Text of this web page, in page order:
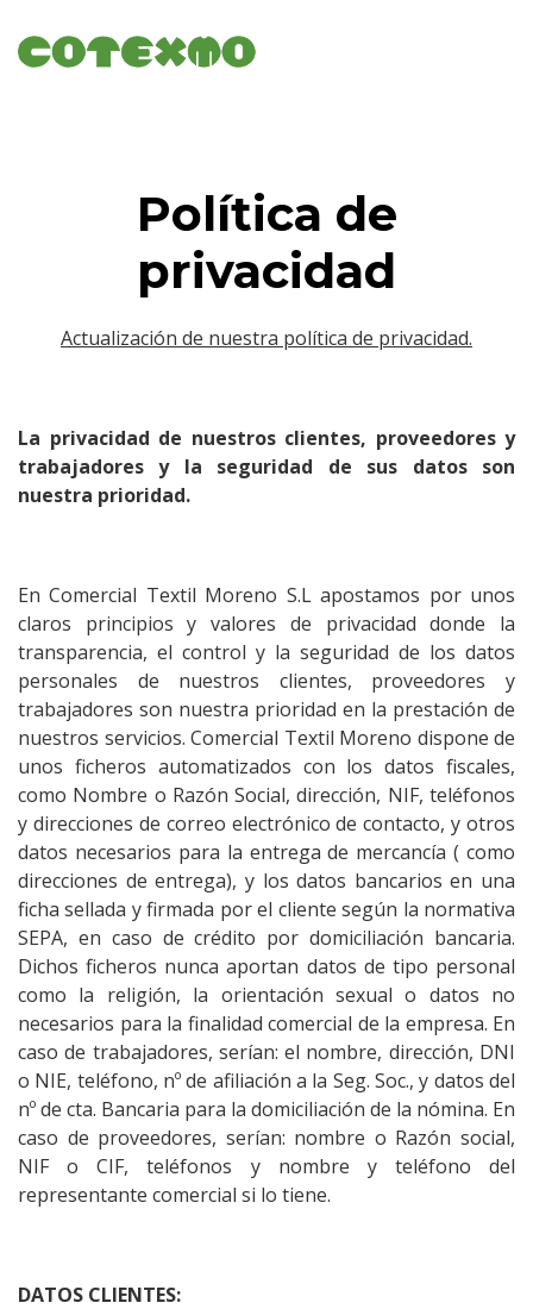
Política de
privacidad
Actualización de nuestra política de privacidad.
La privacidad de nuestros clientes, proveedores y
trabajadores y la seguridad de sus datos son
nuestra prioridad.
En Comercial Textil Moreno S.L apostamos por unos
claros principios y valores de privacidad donde la
transparencia, el control y la seguridad de los datos
personales de nuestros clientes, proveedores y
trabajadores son nuestra prioridad en la prestación de
nuestros servicios. Comercial Textil Moreno dispone de
unos ficheros automatizados con los datos fiscales,
como Nombre o Razón Social, dirección, NIF, teléfonos
y direcciones de correo electrónico de contacto, y otros
datos necesarios para la entrega de mercancía ( como
direcciones de entrega), y los datos bancarios en una
ficha sellada y firmada por el cliente según la normativa
SEPA, en caso de crédito por domiciliación bancaria.
Dichos ficheros nunca aportan datos de tipo personal
como la religión, la orientación sexual o datos no
necesarios para la finalidad comercial de la empresa. En
caso de trabajadores, serían: el nombre, dirección, DNI
o NIE, teléfono, nº de afiliación a la Seg. Soc., y datos del
nº de cta. Bancaria para la domiciliación de la nómina. En
caso de proveedores, serían: nombre o Razón social,
NIF o CIF, teléfonos y nombre y teléfono del
representante comercial si lo tiene.
DATOS CLIENTES: